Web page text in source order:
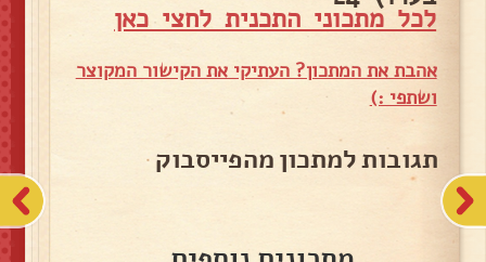
לכל מתכוני התכנית לחצי כאן
אהבת את המתכון? העתיקי את הקישור המקוצר
ושתפי :)
תגובות למתכון מהפייסבוק